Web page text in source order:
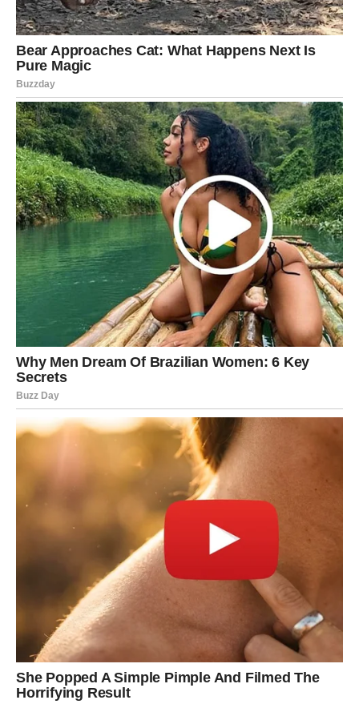
Ako si slobodan, moguć je sudbinski susret. Ne onaj
“sladak”, već onaj koji te pogodi u stomak. Kao da te neko
“prepozna”. Ali ne ulazi u igru moći. Neka ljubav bude
ljubav.
Ljubavna poruka dana:Ko te voli – ne igra se tobom.
STRELAC – SLOBODA I
BLISKOST: DANAS TRAŽIŠ OBA
Strelac danas želi da diše, ali i da bude voljen. Ne voliš
pritisak, ali ne voliš ni hladnoću. Subota ti donosi situaciju
u kojoj moraš reći: “Evo šta mi treba.”
Ako si u vezi, mogući su razgovori o planovima, izlasku iz
rutine, putovanju ili zajedničkim željama. Ako je odnos
postao monoton, danas se to može popraviti jednim
spontanom idejom.
Ako si slobodan, moguć je susret kroz druženje, izlazak ili
put. Neko ti može ući u život brzo, ali sa energijom koja te
inspiriše. Samo pazi: ne beži čim postane ozbiljno.
Ljubavna poruka dana:Ljubav nije kavez ako je prava.
JARAC – DANAS TI SRCE TRAŽI
VIŠE NEGO ŠTO PRIZNAJEŠ
Jarac možda deluje hladno, ali danas te hvata potreba za
bliskošću. Možda to nećeš pokazati rečima, ali ćeš
pokazati delima.